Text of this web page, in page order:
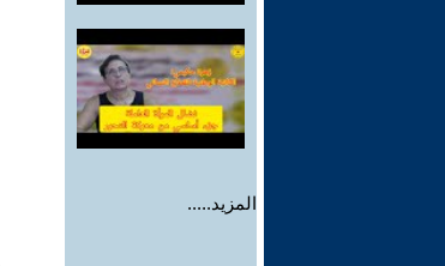
المزيد.....